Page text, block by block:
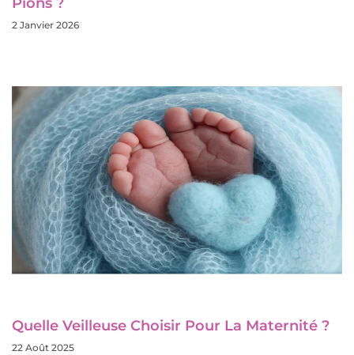
2 Janvier 2026
Quelle Veilleuse Choisir Pour La Maternité ?
22 Août 2025